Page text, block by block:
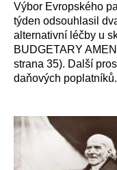
Výbor Evropského
týden odsouhlasil
alternativní léčby u
BUDGETARY
strana 35). Další
daňových poplatníků.